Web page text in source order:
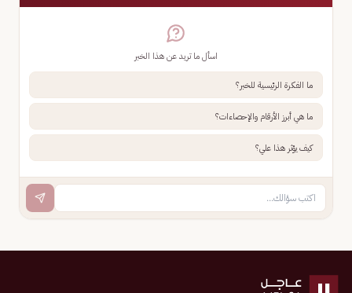
اسأل ما تريد عن هذا الخبر
ما الفكرة الرئيسية للخبر؟
ما هي أبرز الأرقام والإحصاءات؟
كيف يؤثر هذا علي؟